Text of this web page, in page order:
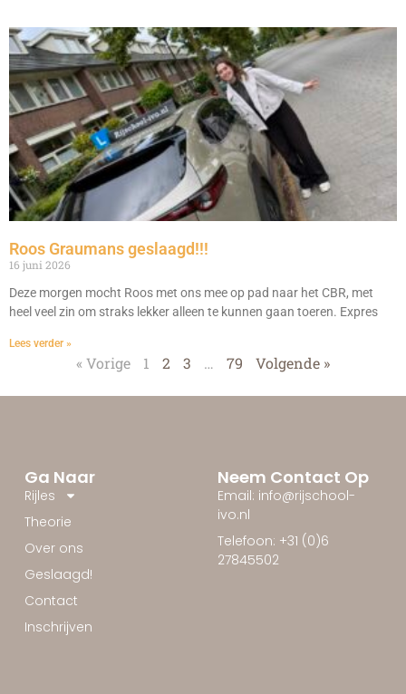
Roos Graumans geslaagd!!!
16 juni 2026
Deze morgen mocht Roos met ons mee op pad naar het CBR, met
heel veel zin om straks lekker alleen te kunnen gaan toeren. Expres
Lees verder »
« Vorige 1 2 3 … 79 Volgende »
Ga Naar
Rijles
Theorie
Over ons
Geslaagd!
Contact
Inschrijven
Neem Contact Op
Email: info@rijschool-
ivo.nl
Telefoon: +31 (0)6
27845502